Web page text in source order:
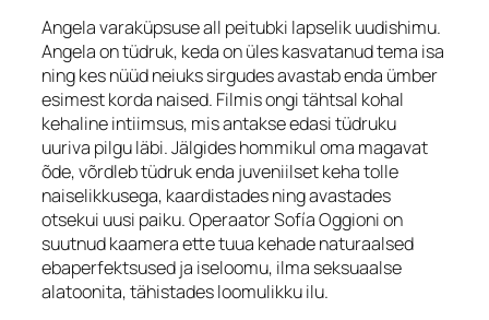
Angela varaküpsuse all peitubki lapselik uudishimu.
Angela on tüdruk, keda on üles kasvatanud tema isa
ning kes nüüd neiuks sirgudes avastab enda ümber
esimest korda naised. Filmis ongi tähtsal kohal
kehaline intiimsus, mis antakse edasi tüdruku
uuriva pilgu läbi. Jälgides hommikul oma magavat
õde, võrdleb tüdruk enda juveniilset keha tolle
naiselikkusega, kaardistades ning avastades
otsekui uusi paiku. Operaator Sofía Oggioni on
suutnud kaamera ette tuua kehade naturaalsed
ebaperfektsused ja iseloomu, ilma seksuaalse
alatoonita, tähistades loomulikku ilu.